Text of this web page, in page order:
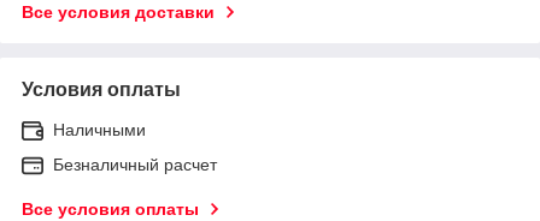
Все условия доставки
Условия оплаты
Наличными
Безналичный расчет
Все условия оплаты